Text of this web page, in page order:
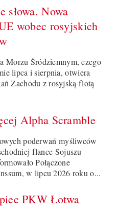
słowa. Nowa
wobec rosyjskich
Morzu Śródziemnym, czego
lipca i sierpnia, otwiera
Zachodu z rosyjską flotą
Alpha Scramble
poderwań myśliwców
flance Sojuszu
Połączone
w lipcu 2026 roku o...
PKW Łotwa